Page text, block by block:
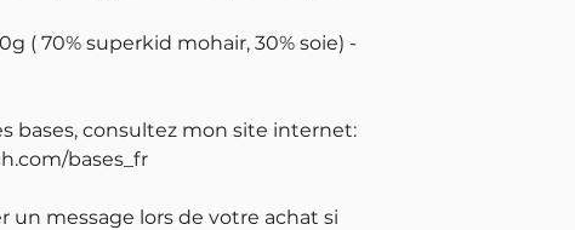
( 70% superkid mohair, 30% soie) -
bases, consultez mon site internet:
bases_fr
un message lors de votre achat si